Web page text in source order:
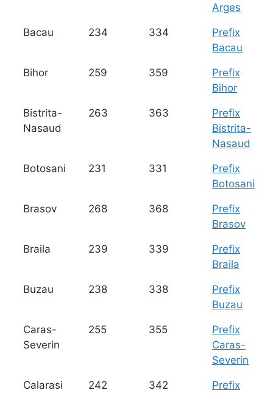
Arges
Bacau 234 334
Prefix
Bacau
Bihor 259 359
Prefix
Bihor
Bistrita-
Nasaud
263 363
Prefix
Bistrita-
Nasaud
Botosani 231 331
Prefix
Botosani
Brasov 268 368
Prefix
Brasov
Braila 239 339
Prefix
Braila
Buzau 238 338
Prefix
Buzau
Caras-
Severin
255 355
Prefix
Caras-
Severin
Calarasi 242 342
Prefix